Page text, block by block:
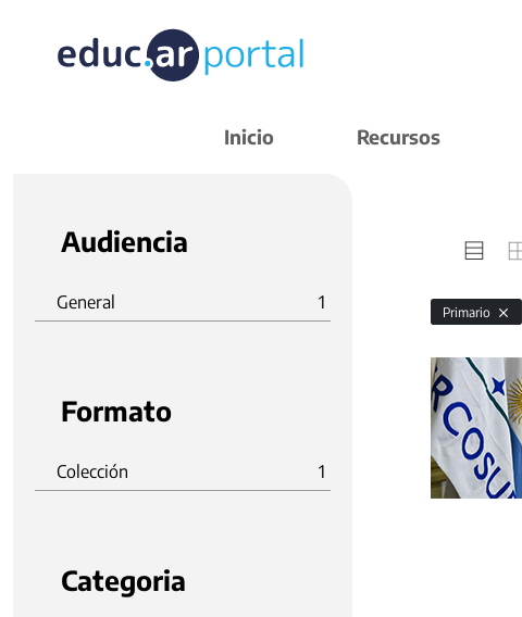
Inicio Recursos
Audiencia
General 1
Formato
Colección 1
Categoria
Primario